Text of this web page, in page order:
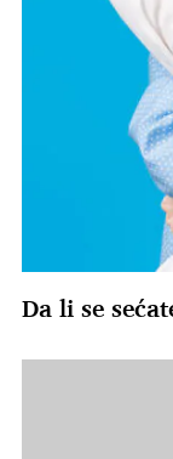
Da li se